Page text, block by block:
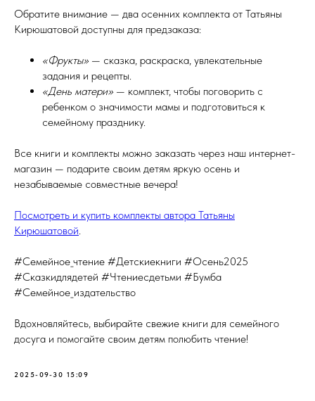
Обратите внимание — два осенних комплекта от Татьяны
Кирюшатовой доступны для предзаказа:
«Фрукты» — сказка, раскраска, увлекательные
задания и рецепты.
«День матери» — комплект, чтобы поговорить с
ребенком о значимости мамы и подготовиться к
семейному празднику.
Все книги и комплекты можно заказать через наш интернет-
магазин — подарите своим детям яркую осень и
незабываемые совместные вечера!
Посмотреть и купить комплекты автора Татьяны
Кирюшатовой.
#Семейное_чтение #Детскиекниги #Осень2025
#Сказкидлядетей #Чтениесдетьми #Бумба
#Семейное_издательство
Вдохновляйтесь, выбирайте свежие книги для семейного
досуга и помогайте своим детям полюбить чтение!
2025-09-30 15:09